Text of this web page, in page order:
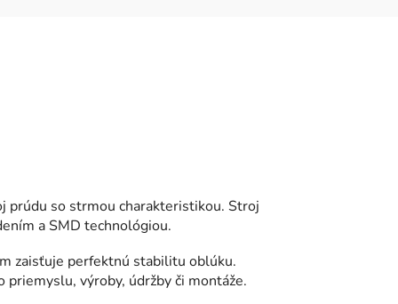
prúdu so strmou charakteristikou. Stroj
a SMD technológiou.
zaisťuje perfektnú stabilitu oblúku.
výroby, údržby či montáže.